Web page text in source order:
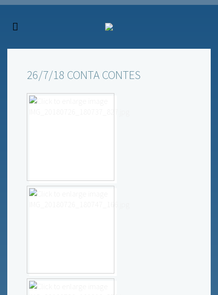
26/7/18 CONTA CONTES